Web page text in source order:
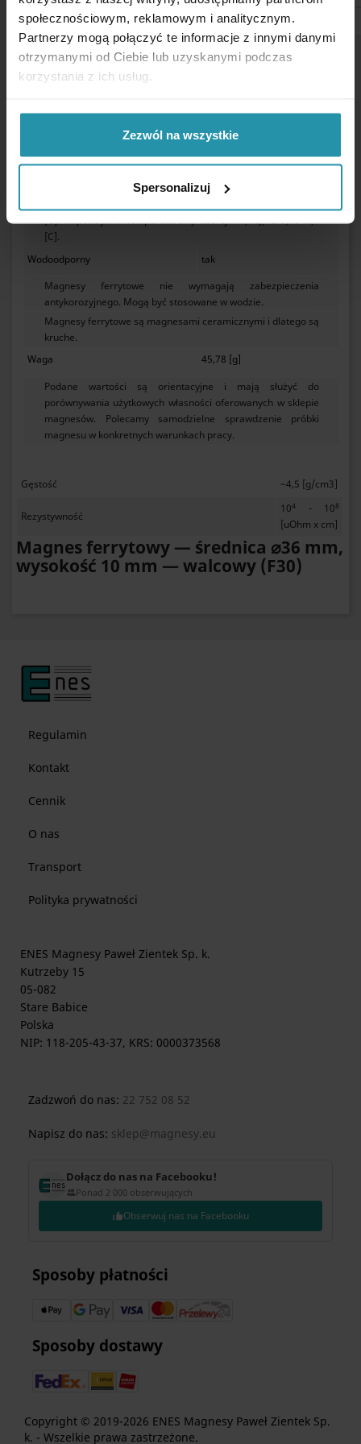
społecznościowym, reklamowym i analitycznym.
Partnerzy mogą połączyć te informacje z innymi danymi
otrzymanymi od Ciebie lub uzyskanymi podczas
korzystania z ich usług.
Zezwól na wszystkie
Spersonalizuj
powierzchni, występowania powłok (farba, ocynk),
zastosowania stali wysokowęglowej lub żeliwa, a także po
podgrzaniu magnesu.
Max. temperatura pracy
250 [°C]
trochę niższa. Dla magnesów wysokich lub znajdujących się
w zamkniętym obwodzie magnetycznym temperatura pracy
materiału.) Temperatura Curie wynosi ~ 450°[C].
[C]. Współczynnik temperaturowy koercji TK(HcJ): ≥ 0,40 %/°
[C].
Wodoodporny
tak
Magnesy ferrytowe nie wymagają zabezpieczenia
antykorozyjnego. Mogą być stosowane w wodzie.
Magnesy ferrytowe są magnesami ceramicznymi i dlatego są
kruche.
Waga
45,78 [g]
Podane wartości są orientacyjne i mają służyć do
porównywania użytkowych własności oferowanych w sklepie
magnesów. Polecamy samodzielne sprawdzenie próbki
magnesu w konkretnych warunkach pracy.
Gęstość ~4,5 [g/cm3]
Rezystywność
104 - 108
[uOhm x cm]
Magnes ferrytowy — średnica ⌀36 mm,
wysokość 10 mm — walcowy (F30)
Regulamin
Kontakt
Cennik
O nas
Transport
Polityka prywatności
ENES Magnesy Paweł Zientek Sp. k.
Kutrzeby 15
05-082
Stare Babice
Polska
NIP: 118-205-43-37, KRS: 0000373568
Zadzwoń do nas: 22 752 08 52
Napisz do nas: sklep@magnesy.eu
Dołącz do nas na Facebooku!
Ponad 2 000 obserwujących
Obserwuj nas na Facebooku
Sposoby płatności
Sposoby dostawy
Copyright © 2019-2026 ENES Magnesy Paweł Zientek Sp.
k. - Wszelkie prawa zastrzeżone.